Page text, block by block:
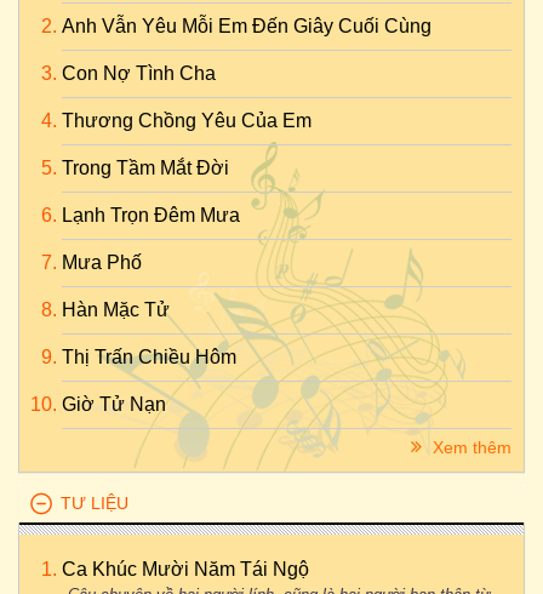
Anh Vẫn Yêu Mỗi Em Đến Giây Cuối Cùng
Con Nợ Tình Cha
Thương Chồng Yêu Của Em
Trong Tầm Mắt Đời
Lạnh Trọn Đêm Mưa
Mưa Phố
Hàn Mặc Tử
Thị Trấn Chiều Hôm
Giờ Tử Nạn
Xem thêm
TƯ LIỆU
Ca Khúc Mười Năm Tái Ngộ